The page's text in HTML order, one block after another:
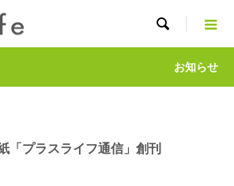

お知らせ
「プラスライフ通信」創刊